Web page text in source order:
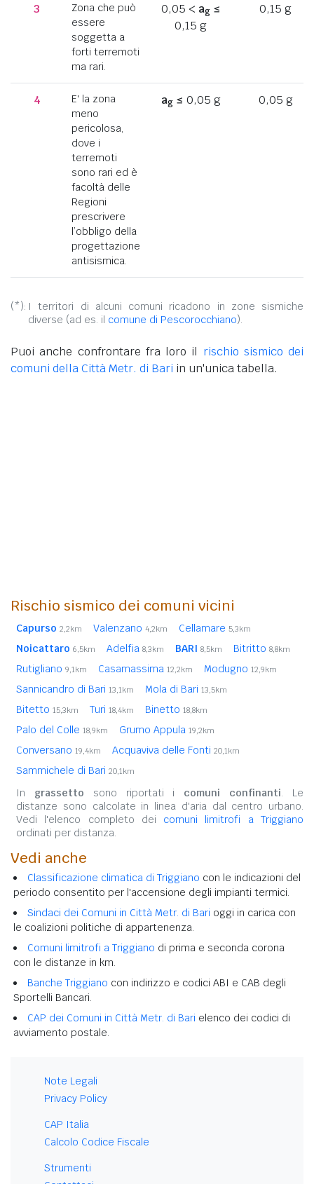
3
Zona che può
essere
soggetta a
forti terremoti
ma rari.
0,05 < ag≤
0,15 g
0,15 g
4
E' la zona
meno
pericolosa,
dove i
terremoti
sono rari ed è
facoltà delle
Regioni
prescrivere
l’obbligo della
progettazione
antisismica.
ag≤ 0,05 g 0,05 g
(*): I territori di alcuni comuni ricadono in zone sismiche
diverse (ad es. il comune di Pescorocchiano).
Puoi anche confrontare fra loro il rischio sismico dei
comuni della Città Metr. di Bari in un'unica tabella.
Rischio sismico dei comuni vicini
Capurso 2,2km Valenzano 4,2km Cellamare 5,3km
Noicattaro 6,5km Adelfia 8,3km BARI 8,5km Bitritto 8,8km
Rutigliano 9,1km Casamassima 12,2km Modugno 12,9km
Sannicandro di Bari 13,1km Mola di Bari 13,5km
Bitetto 15,3km Turi 18,4km Binetto 18,8km
Palo del Colle 18,9km Grumo Appula 19,2km
Conversano 19,4km Acquaviva delle Fonti 20,1km
Sammichele di Bari 20,1km
In grassetto sono riportati i comuni confinanti. Le
distanze sono calcolate in linea d'aria dal centro urbano.
Vedi l'elenco completo dei comuni limitrofi a Triggiano
ordinati per distanza.
Vedi anche
Classificazione climatica di Triggiano con le indicazioni del
periodo consentito per l'accensione degli impianti termici.
Sindaci dei Comuni in Città Metr. di Bari oggi in carica con
le coalizioni politiche di appartenenza.
Comuni limitrofi a Triggiano di prima e seconda corona
con le distanze in km.
Banche Triggiano con indirizzo e codici ABI e CAB degli
Sportelli Bancari.
CAP dei Comuni in Città Metr. di Bari elenco dei codici di
avviamento postale.
Note Legali
Privacy Policy
CAP Italia
Calcolo Codice Fiscale
Strumenti